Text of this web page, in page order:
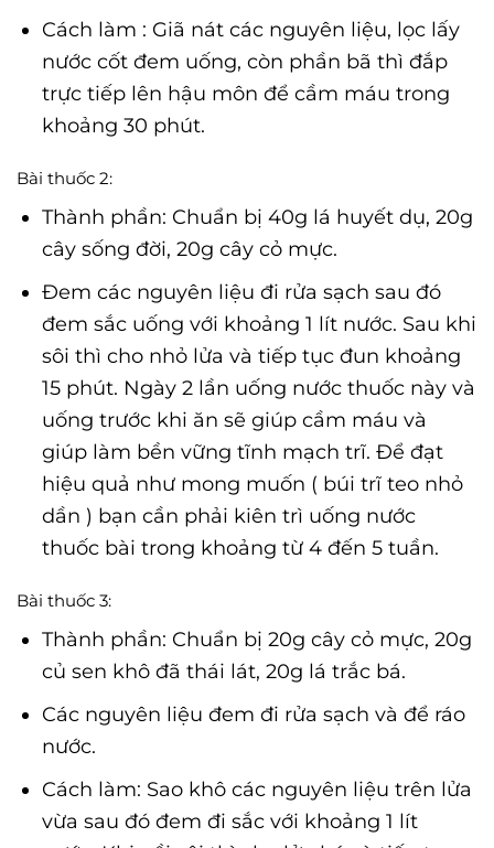
Cách làm : Giã nát các nguyên liệu, lọc lấy
nước cốt đem uống, còn phần bã thì đắp
trực tiếp lên hậu môn để cầm máu trong
khoảng 30 phút.
Bài thuốc 2:
Thành phần: Chuẩn bị 40g lá huyết dụ, 20g
cây sống đời, 20g cây cỏ mực.
Đem các nguyên liệu đi rửa sạch sau đó
đem sắc uống với khoảng 1 lít nước. Sau khi
sôi thì cho nhỏ lửa và tiếp tục đun khoảng
15 phút. Ngày 2 lần uống nước thuốc này và
uống trước khi ăn sẽ giúp cầm máu và
giúp làm bền vững tĩnh mạch trĩ. Để đạt
hiệu quả như mong muốn ( búi trĩ teo nhỏ
dần ) bạn cần phải kiên trì uống nước
thuốc bài trong khoảng từ 4 đến 5 tuần.
Bài thuốc 3:
Thành phần: Chuẩn bị 20g cây cỏ mực, 20g
củ sen khô đã thái lát, 20g lá trắc bá.
Các nguyên liệu đem đi rửa sạch và để ráo
nước.
Cách làm: Sao khô các nguyên liệu trên lửa
vừa sau đó đem đi sắc với khoảng 1 lít